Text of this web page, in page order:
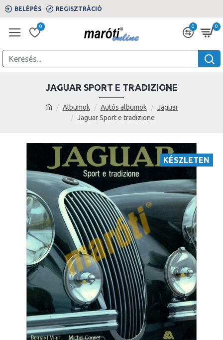
BELÉPÉS REGISZTRÁCIÓ
0 0 0
Albumok Autós albumok
Jaguar
Jaguar Sport e tradizione
JAGUAR SPORT E TRADIZIONE
KÉSZLETEN